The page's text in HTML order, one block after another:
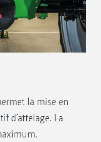
la mise en
d’attelage. La